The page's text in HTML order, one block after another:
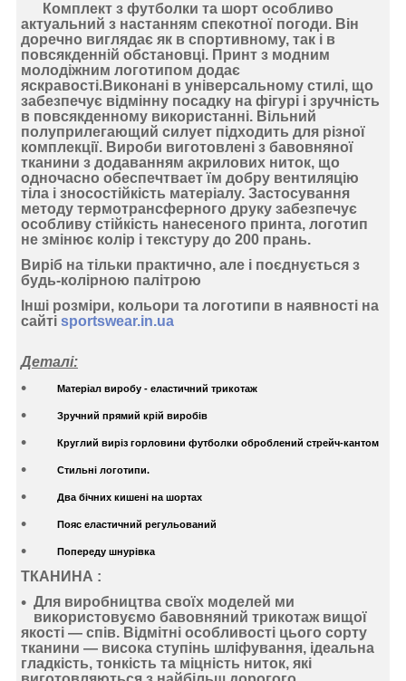
Комплект з футболки та шорт особливо
актуальний з настанням спекотної погоди. Він
доречно виглядає як в спортивному, так і в
повсякденній обстановці. Принт з модним
молодіжним логотипом додає
яскравості.Виконані в універсальному стилі, що
забезпечує відмінну посадку на фігурі і зручність
в повсякденному використанні. Вільний
полуприлегающий силует підходить для різної
комплекції. Вироби виготовлені з бавовняної
тканини з додаванням акрилових ниток, що
одночасно обеспечтвает їм добру вентиляцію
тіла і зносостійкість матеріалу. Застосування
методу термотрансферного друку забезпечує
особливу стійкість нанесеного принта, логотип
не змінює колір і текстуру до 200 прань.
Виріб на тільки практично, але і поєднується з
будь-колірною палітрою
Інші розміри, кольори та логотипи в наявності на
сайті sportswear.in.ua
Деталі:
Матеріал виробу - еластичний трикотаж
Зручний прямий крій виробів
Круглий виріз горловини футболки оброблений стрейч-кантом
Стильні логотипи.
Два бічних кишені на шортах
Пояс еластичний регульований
Попереду шнурівка
ТКАНИНА :
Для виробництва своїх моделей ми
використовуємо бавовняний трикотаж вищої
якості — спів. Відмітні особливості цього сорту
тканини — висока ступінь шліфування, ідеальна
гладкість, тонкість та міцність ниток, які